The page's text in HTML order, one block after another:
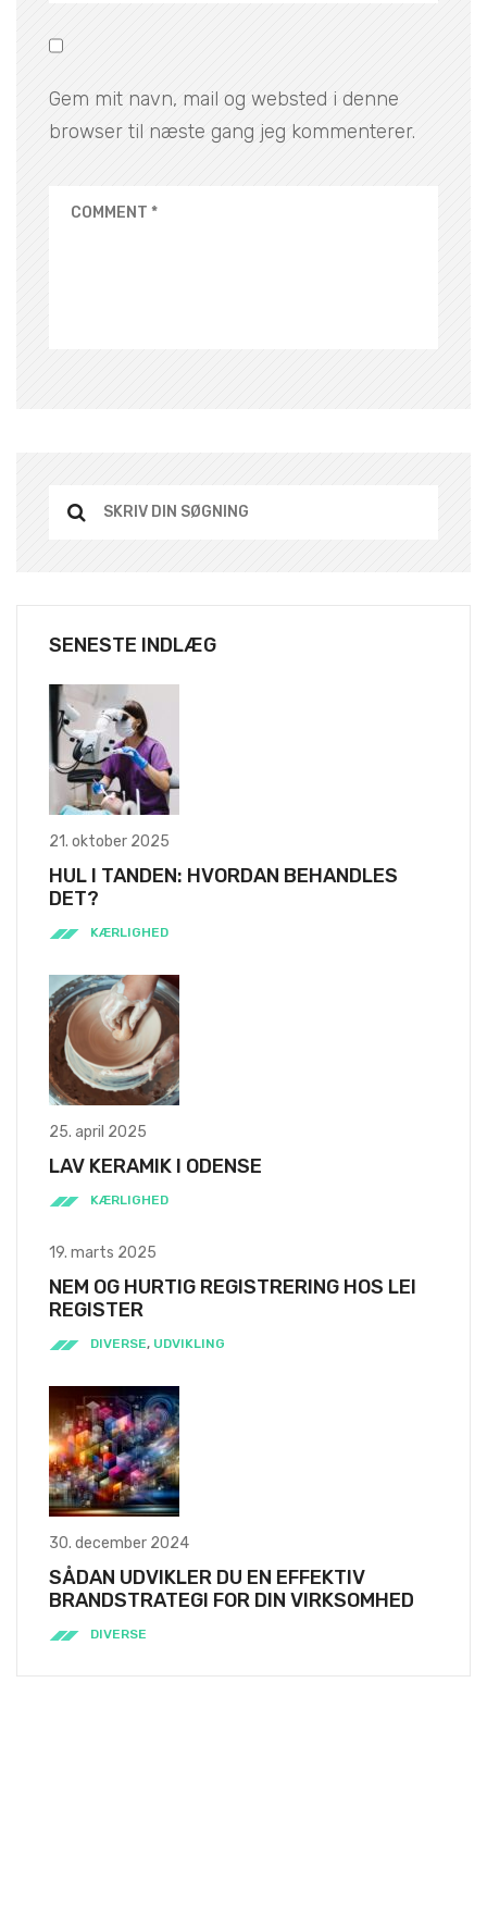
Gem mit navn, mail og websted i denne
browser til næste gang jeg kommenterer.
SENESTE INDLÆG
21. oktober 2025
HUL I TANDEN: HVORDAN BEHANDLES
DET?
KÆRLIGHED
25. april 2025
LAV KERAMIK I ODENSE
KÆRLIGHED
19. marts 2025
NEM OG HURTIG REGISTRERING HOS LEI
REGISTER
DIVERSE, UDVIKLING
30. december 2024
SÅDAN UDVIKLER DU EN EFFEKTIV
BRANDSTRATEGI FOR DIN VIRKSOMHED
DIVERSE